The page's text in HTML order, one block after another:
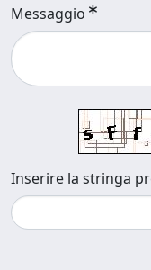
Messaggio
Inserire la stringa